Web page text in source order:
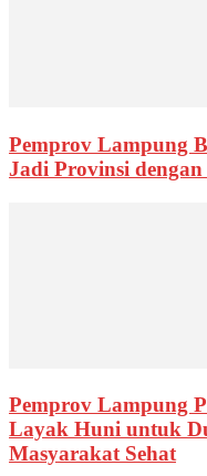
Pemprov Lampung
Jadi Provinsi
Pemprov Lampung
Layak Huni untuk
Masyarakat Sehat